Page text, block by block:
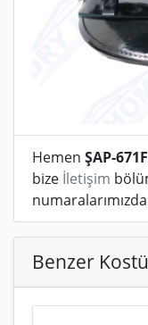
Hemen ŞAP-
bize İletişim
Benzer